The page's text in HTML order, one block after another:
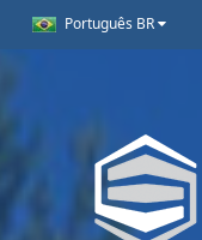
Português BR